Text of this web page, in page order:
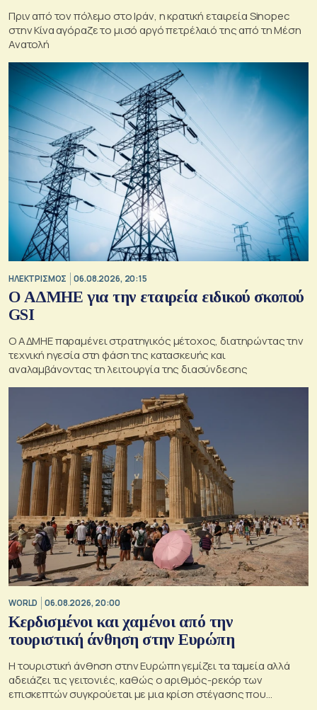
Πριν από τον πόλεμο στο Ιράν, η κρατική εταιρεία Sinopec
στην Κίνα αγόραζε το μισό αργό πετρέλαιό της από τη Μέση
Ανατολή
ΗΛΕΚΤΡΙΣΜΟΣ 06.08.2026, 20:15
O ΑΔΜΗΕ για την εταιρεία ειδικού σκοπού
GSI
O ΑΔΜΗΕ παραμένει στρατηγικός μέτοχος, διατηρώντας την
τεχνική ηγεσία στη φάση της κατασκευής και
αναλαμβάνοντας τη λειτουργία της διασύνδεσης
WORLD 06.08.2026, 20:00
Κερδισμένοι και χαμένοι από την
τουριστική άνθηση στην Ευρώπη
Η τουριστική άνθηση στην Ευρώπη γεμίζει τα ταμεία αλλά
αδειάζει τις γειτονιές, καθώς ο αριθμός-ρεκόρ των
επισκεπτών συγκρούεται με μια κρίση στέγασης που